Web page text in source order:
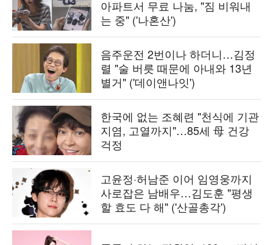
아파트서 무료 나눔, "짐 비워내
는 중" ('나혼산')
음주운전 2번이나 하더니…김정
렬 "술 버릇 때문에 아내와 13년
별거" ('데이앤나잇')
한국에 없는 조혜련 "천식에 기관
지염, 고열까지"…85세 母 건강
걱정
고윤정·허남준 이어 임영웅까지
사로잡은 남배우…김도훈 "평생
할 효도 다 해" ('산골총각')